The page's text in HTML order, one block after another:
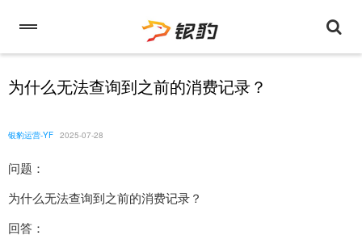
为什么无法查询到之前的消费记录？
银豹运营-YF 2025-07-28
问题：
为什么无法查询到之前的消费记录？
回答：